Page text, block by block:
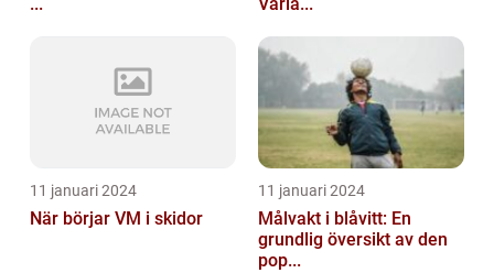
11 januari 2024
När börjar VM i skidor
11 januari 2024
Målvakt i blåvitt: En
grundlig översikt av den
pop...